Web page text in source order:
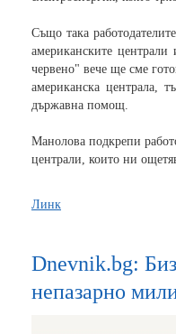
Също така
американските
червено" вече ще сме
американска централа,
държавна помощ.
Манолова подкрепи
централи, които ни
Линк
Dnevnik.bg:
непазарно